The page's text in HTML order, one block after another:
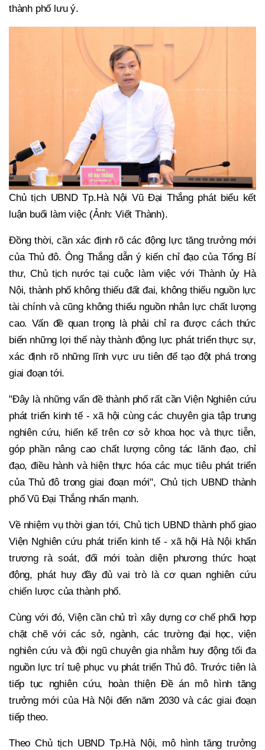
thành phố lưu ý.
Chủ tịch UBND Tp.Hà Nội Vũ Đại Thắng phát biểu kết
luận buổi làm việc (Ảnh: Viết Thành).
Đồng thời, cần xác định rõ các động lực tăng trưởng mới
của Thủ đô. Ông Thắng dẫn ý kiến chỉ đạo của Tổng Bí
thư, Chủ tịch nước tại cuộc làm việc với Thành ủy Hà
Nội, thành phố không thiếu đất đai, không thiếu nguồn lực
tài chính và cũng không thiếu nguồn nhân lực chất lượng
cao. Vấn đề quan trọng là phải chỉ ra được cách thức
biến những lợi thế này thành động lực phát triển thực sự,
xác định rõ những lĩnh vực ưu tiên để tạo đột phá trong
giai đoạn tới.
"Đây là những vấn đề thành phố rất cần Viện Nghiên cứu
phát triển kinh tế - xã hội cùng các chuyên gia tập trung
nghiên cứu, hiến kế trên cơ sở khoa học và thực tiễn,
góp phần nâng cao chất lượng công tác lãnh đạo, chỉ
đạo, điều hành và hiện thực hóa các mục tiêu phát triển
của Thủ đô trong giai đoạn mới", Chủ tịch UBND thành
phố Vũ Đại Thắng nhấn mạnh.
Về nhiệm vụ thời gian tới, Chủ tịch UBND thành phố giao
Viện Nghiên cứu phát triển kinh tế - xã hội Hà Nội khẩn
trương rà soát, đổi mới toàn diện phương thức hoạt
động, phát huy đầy đủ vai trò là cơ quan nghiên cứu
chiến lược của thành phố.
Cùng với đó, Viện cần chủ trì xây dựng cơ chế phối hợp
chặt chẽ với các sở, ngành, các trường đại học, viện
nghiên cứu và đội ngũ chuyên gia nhằm huy động tối đa
nguồn lực trí tuệ phục vụ phát triển Thủ đô. Trước tiên là
tiếp tục nghiên cứu, hoàn thiện Đề án mô hình tăng
trưởng mới của Hà Nội đến năm 2030 và các giai đoạn
tiếp theo.
Theo Chủ tịch UBND Tp.Hà Nội, mô hình tăng trưởng